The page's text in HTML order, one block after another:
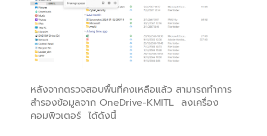
หลังจากตรวจสอบพื้นที่คงเหลือแล้ว สามารถทำการ
สำรองข้อมูลจาก OneDrive-KMITL ลงเครื่อง
คอมพิวเตอร์ ได้ดังนี้